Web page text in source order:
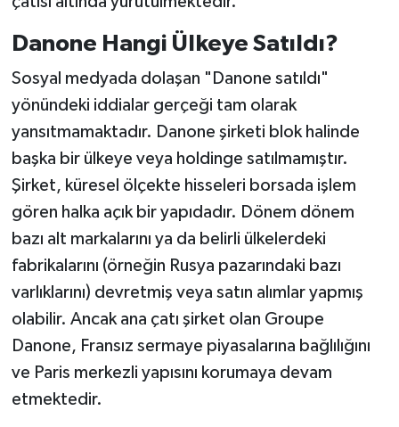
Danone Hangi Ülkeye Satıldı?
Sosyal medyada dolaşan "Danone satıldı"
yönündeki iddialar gerçeği tam olarak
yansıtmamaktadır. Danone şirketi blok halinde
başka bir ülkeye veya holdinge satılmamıştır.
Şirket, küresel ölçekte hisseleri borsada işlem
gören halka açık bir yapıdadır. Dönem dönem
bazı alt markalarını ya da belirli ülkelerdeki
fabrikalarını (örneğin Rusya pazarındaki bazı
varlıklarını) devretmiş veya satın alımlar yapmış
olabilir. Ancak ana çatı şirket olan Groupe
Danone, Fransız sermaye piyasalarına bağlılığını
ve Paris merkezli yapısını korumaya devam
etmektedir.